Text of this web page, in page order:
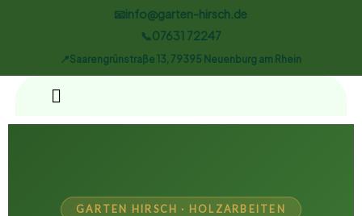
📧info@garten-hirsch.de
📞07631 72247
📍Saarengrünstraße 13, 79395 Neuenburg am Rhein
GARTEN HIRSCH · HOLZARBEITEN